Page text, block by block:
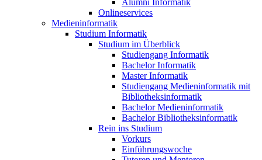
Alumni Informatik
Onlineservices
Medieninformatik
Studium Informatik
Studium im Überblick
Studiengang Informatik
Bachelor Informatik
Master Informatik
Studiengang Medieninformatik mit
Bibliotheksinformatik
Bachelor Medieninformatik
Bachelor Bibliotheksinformatik
Rein ins Studium
Vorkurs
Einführungswoche